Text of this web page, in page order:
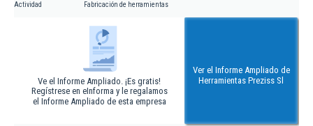
Actividad Fabricación de herramientas
Ve el Informe Ampliado. ¡Es gratis!
Regístrese en eInforma y le regalamos
el Informe Ampliado de esta empresa
Ver el Informe Ampliado de
Herramientas Preziss Sl